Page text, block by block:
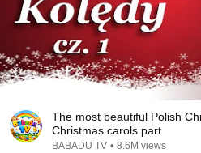
The most beautiful Polish
Christmas carols part
BABADU TV • 8.6M views